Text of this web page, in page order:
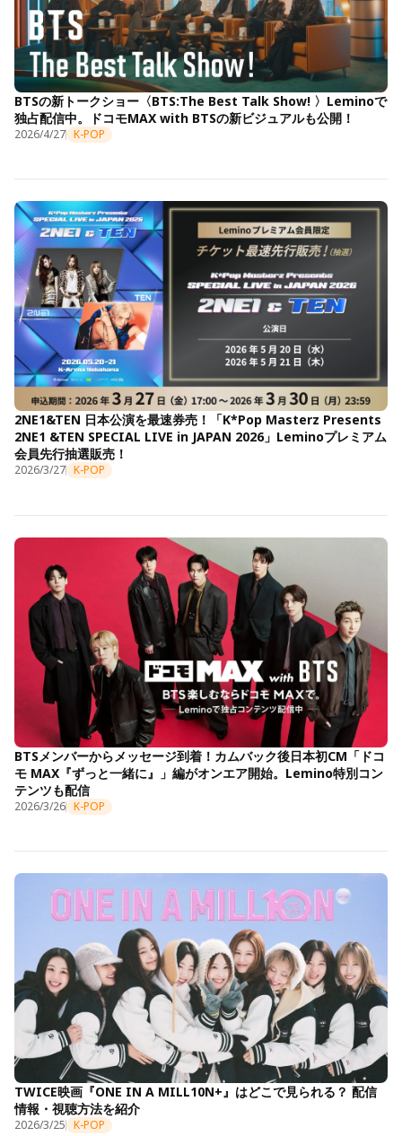
BTSの新トークショー〈BTS:The Best Talk Show! 〉Leminoで
独占配信中。ドコモMAX with BTSの新ビジュアルも公開！
2026/4/27 K-POP
2NE1&TEN 日本公演を最速券売！「K*Pop Masterz Presents
2NE1 &TEN SPECIAL LIVE in JAPAN 2026」Leminoプレミアム
会員先行抽選販売！
2026/3/27 K-POP
BTSメンバーからメッセージ到着！カムバック後日本初CM「ドコ
モ MAX『ずっと一緒に』」編がオンエア開始。Lemino特別コン
テンツも配信
2026/3/26 K-POP
TWICE映画『ONE IN A MILL10N+』はどこで見られる？ 配信
情報・視聴方法を紹介
2026/3/25 K-POP